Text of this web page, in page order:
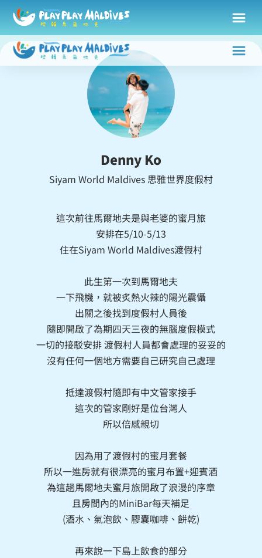
Denny Ko
Siyam World Maldives 思雅世界度假村
這次前往馬爾地夫是與老婆的蜜月旅
安排在5/10-5/13
住在Siyam World Maldives渡假村
此生第一次到馬爾地夫
一下飛機，就被炙熱火辣的陽光震懾
出關之後找到度假村人員後
隨即開啟了為期四天三夜的無腦度假模式
一切的接駁安排 渡假村人員都會處理的妥妥的
沒有任何一個地方需要自己研究自己處理
抵達渡假村隨即有中文管家接手
這次的管家剛好是位台灣人
所以倍感親切
因為用了渡假村的蜜月套餐
所以一進房就有很漂亮的蜜月布置+迎賓酒
為這趟馬爾地夫蜜月旅開啟了浪漫的序章
且房間內的MiniBar每天補足
(酒水、氣泡飲、膠囊咖啡、餅乾)
再來說一下島上飲食的部分